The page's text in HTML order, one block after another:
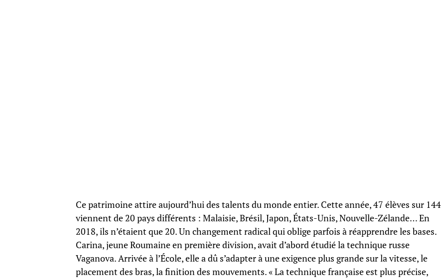
Ce patrimoine attire aujourd’hui des talents du monde entier. Cette année, 47 élèves sur 144
viennent de 20 pays différents : Malaisie, Brésil, Japon, États-Unis, Nouvelle-Zélande… En
2018, ils n’étaient que 20. Un changement radical qui oblige parfois à réapprendre les bases.
Carina, jeune Roumaine en première division, avait d’abord étudié la technique russe
Vaganova. Arrivée à l’École, elle a dû s’adapter à une exigence plus grande sur la vitesse, le
placement des bras, la finition des mouvements. « La technique française est plus précise,